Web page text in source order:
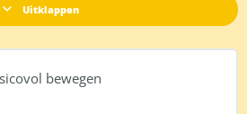
Uitklappen
bewegen